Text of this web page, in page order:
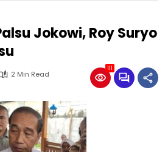
Jokowi, Roy Suryo
2 Min Read
111